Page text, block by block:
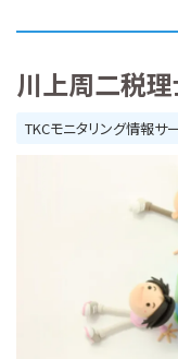
川上周二税
TKCモニタリング情報サ